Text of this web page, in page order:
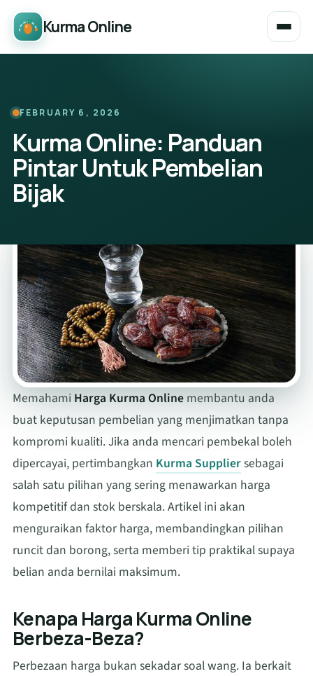
Kurma Online
FEBRUARY 6, 2026
Kurma Online: Panduan
Pintar Untuk Pembelian
Bijak
Memahami Harga Kurma Online membantu anda
buat keputusan pembelian yang menjimatkan tanpa
kompromi kualiti. Jika anda mencari pembekal boleh
dipercayai, pertimbangkan Kurma Suppliersebagai
salah satu pilihan yang sering menawarkan harga
kompetitif dan stok berskala. Artikel ini akan
menguraikan faktor harga, membandingkan pilihan
runcit dan borong, serta memberi tip praktikal supaya
belian anda bernilai maksimum.
Kenapa Harga Kurma Online
Berbeza-Beza?
Perbezaan harga bukan sekadar soal wang. Ia berkait